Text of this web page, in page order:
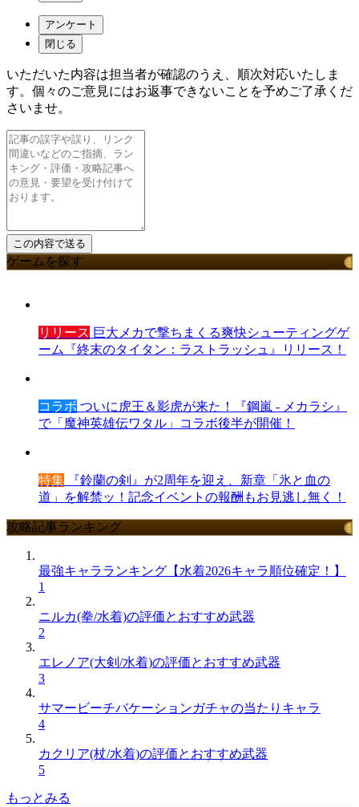
アンケート
閉じる
いただいた内容は担当者が確認のうえ、順次対応いたしま
す。個々のご意見にはお返事できないことを予めご了承くだ
さいませ。
ゲームを探す
リリース 巨大メカで撃ちまくる爽快シューティングゲ
ーム『終末のタイタン：ラストラッシュ』リリース！
コラボ ついに虎王＆影虎が来た！『鋼嵐 - メカラシ』
で「魔神英雄伝ワタル」コラボ後半が開催！
特集 『鈴蘭の剣』が2周年を迎え、新章「氷と血の
道」を解禁ッ！記念イベントの報酬もお見逃し無く！
攻略記事ランキング
最強キャラランキング【水着2026キャラ順位確定！】
1
ニルカ(拳/水着)の評価とおすすめ武器
2
エレノア(大剣/水着)の評価とおすすめ武器
3
サマービーチバケーションガチャの当たりキャラ
4
カクリア(杖/水着)の評価とおすすめ武器
5
もっとみる